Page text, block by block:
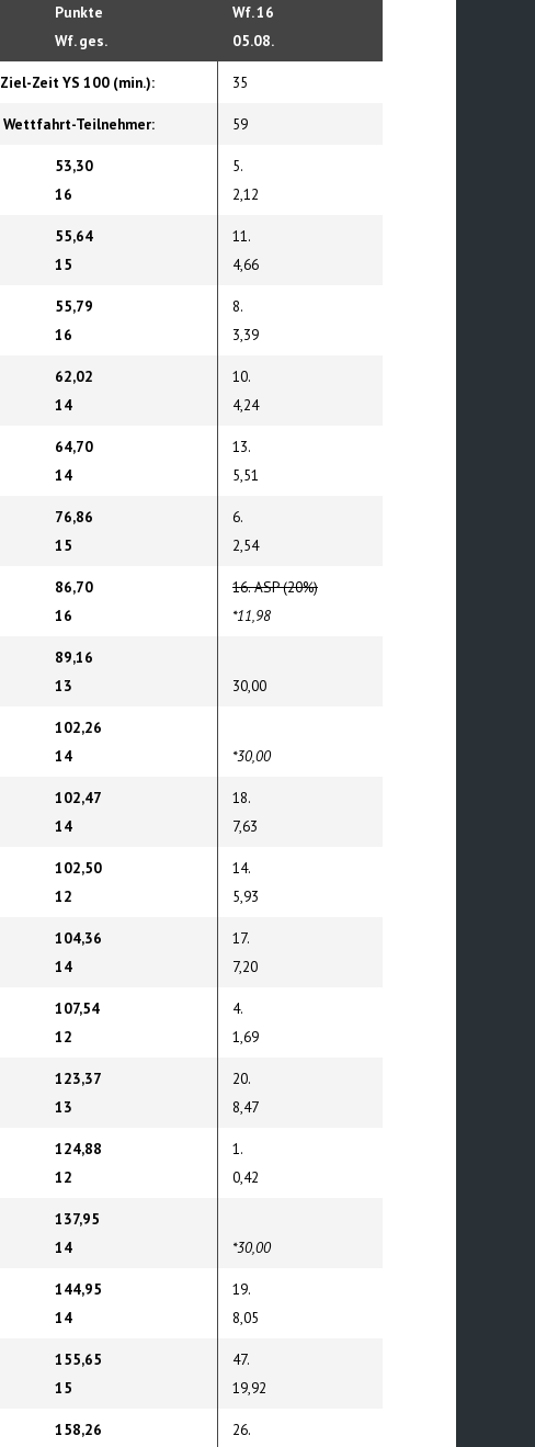
Punkte
Wf. ges.
Wf. 16
05.08.
Ziel-Zeit YS 100 (min.): 35
Wettfahrt-Teilnehmer: 59
53,30
16
5.
2,12
55,64
15
11.
4,66
55,79
16
8.
3,39
62,02
14
10.
4,24
64,70
14
13.
5,51
76,86
15
6.
2,54
86,70
16
16. ASP (20%)
*11,98
89,16
13
30,00
102,26
14
*30,00
102,47
14
18.
7,63
102,50
12
14.
5,93
104,36
14
17.
7,20
107,54
12
4.
1,69
123,37
13
20.
8,47
124,88
12
1.
0,42
137,95
14
*30,00
144,95
14
19.
8,05
155,65
15
47.
19,92
158,26
26.